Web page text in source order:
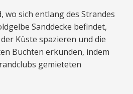
wo sich entlang des Strandes
Sanddecke befindet,
Küste spazieren und die
Buchten erkunden, indem
gemieteten